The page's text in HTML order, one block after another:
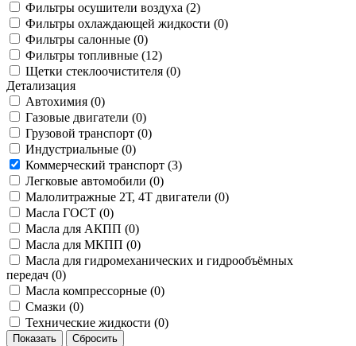
Фильтры осушители воздуха (2)
Фильтры охлаждающей жидкости (0)
Фильтры салонные (0)
Фильтры топливные (12)
Щетки стеклоочистителя (0)
Детализация
Автохимия (0)
Газовые двигатели (0)
Грузовой транспорт (0)
Индустриальные (0)
Коммерческий транспорт (3)
Легковые автомобили (0)
Малолитражные 2Т, 4Т двигатели (0)
Масла ГОСТ (0)
Масла для АКПП (0)
Масла для МКПП (0)
Масла для гидромеханических и гидрообъёмных
передач (0)
Масла компрессорные (0)
Смазки (0)
Технические жидкости (0)